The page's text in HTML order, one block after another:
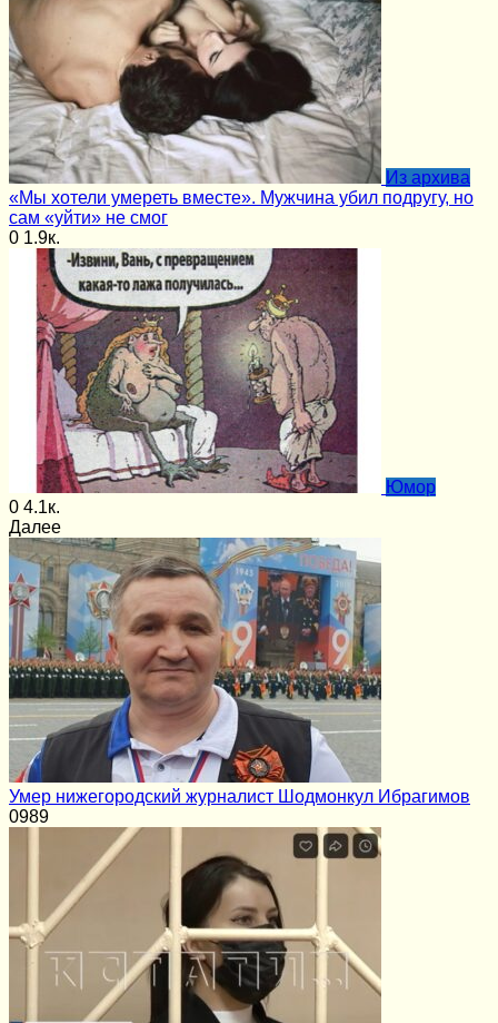
Из архива
«Мы хотели умереть вместе». Мужчина убил подругу, но
сам «уйти» не смог
0 1.9к.
Юмор
0 4.1к.
Далее
Умер нижегородский журналист Шодмонкул Ибрагимов
0989